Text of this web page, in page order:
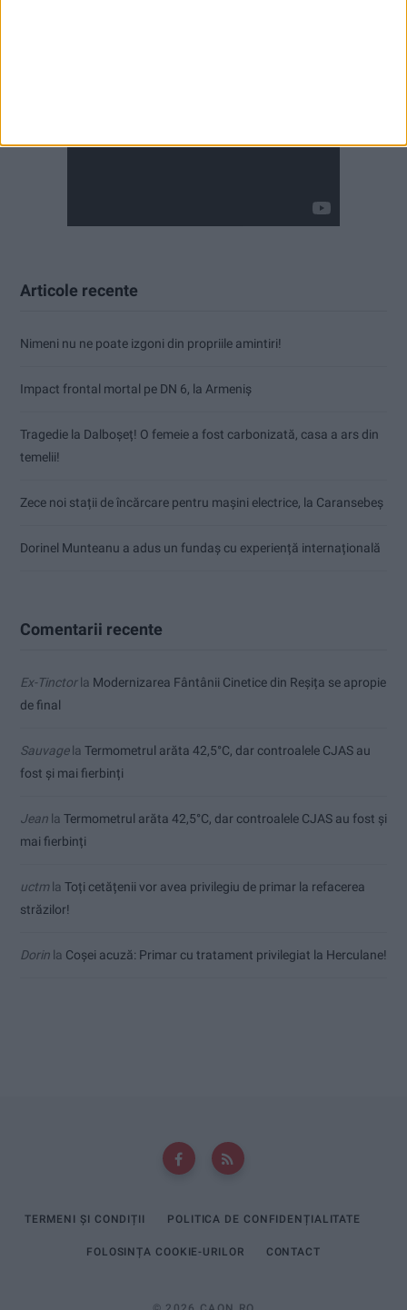
Articole recente
Nimeni nu ne poate izgoni din propriile amintiri!
Impact frontal mortal pe DN 6, la Armeniș
Tragedie la Dalboşeț! O femeie a fost carbonizată, casa a ars din
temelii!
Zece noi stații de încărcare pentru mașini electrice, la Caransebeș
Dorinel Munteanu a adus un fundaș cu experiență internațională
Comentarii recente
Ex-Tinctorla Modernizarea Fântânii Cinetice din Reșița se apropie
de final
Sauvagela Termometrul arăta 42,5°C, dar controalele CJAS au
fost și mai fierbinți
Jean la Termometrul arăta 42,5°C, dar controalele CJAS au fost și
mai fierbinți
uctmla Toți cetățenii vor avea privilegiu de primar la refacerea
străzilor!
Dorin la Coșei acuză: Primar cu tratament privilegiat la Herculane!
TERMENI ȘI CONDIȚII POLITICA DE CONFIDENȚIALITATE
FOLOSINȚA COOKIE-URILOR CONTACT